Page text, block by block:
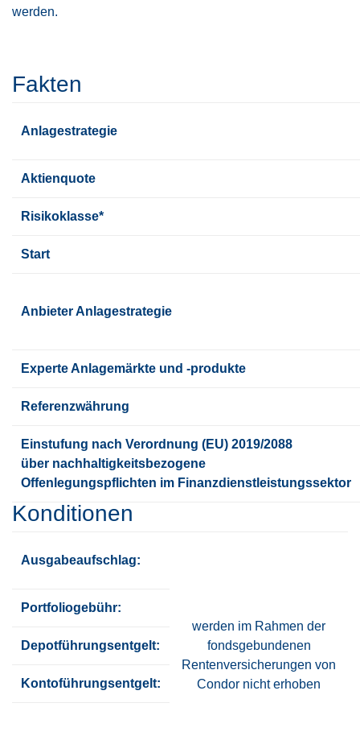
werden.
Fakten
Anlagestrategie
Aktienquote
Risikoklasse*
Start
Anbieter Anlagestrategie
Experte Anlagemärkte und -produkte
Referenzwährung
Einstufung nach Verordnung (EU) 2019/2088
über nachhaltigkeitsbezogene
Offenlegungspflichten im Finanzdienstleistungssektor
Konditionen
Ausgabeaufschlag:
werden im Rahmen der
fondsgebundenen
Rentenversicherungen von
Condor nicht erhoben
Portfoliogebühr:
Depotführungsentgelt:
Kontoführungsentgelt: